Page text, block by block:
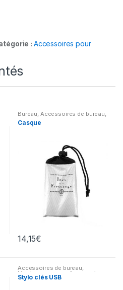
: Accessoires pour
Bureau Accessoires de bureau
Cadeaux & Griffes
Technologie & Temps
Casque
14,15€
Accessoires de bureau,
Livraison express Accessoires
pour ordinateur,
Stylo clés USB